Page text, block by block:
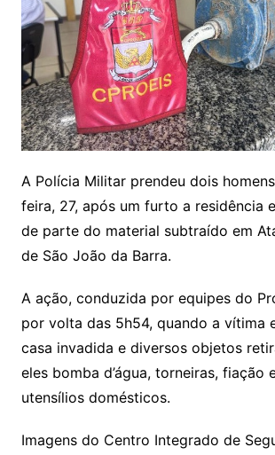
A Polícia Militar prendeu dois
feira, 27, após um furto a residência
de parte do material subtraído em
de São João da Barra.
A ação, conduzida por equipes do
por volta das 5h54, quando a vítima
casa invadida e diversos objetos
eles bomba d’água, torneiras, fiação
utensílios domésticos.
Imagens do Centro Integrado de